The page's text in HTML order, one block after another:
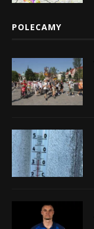
POLECAMY